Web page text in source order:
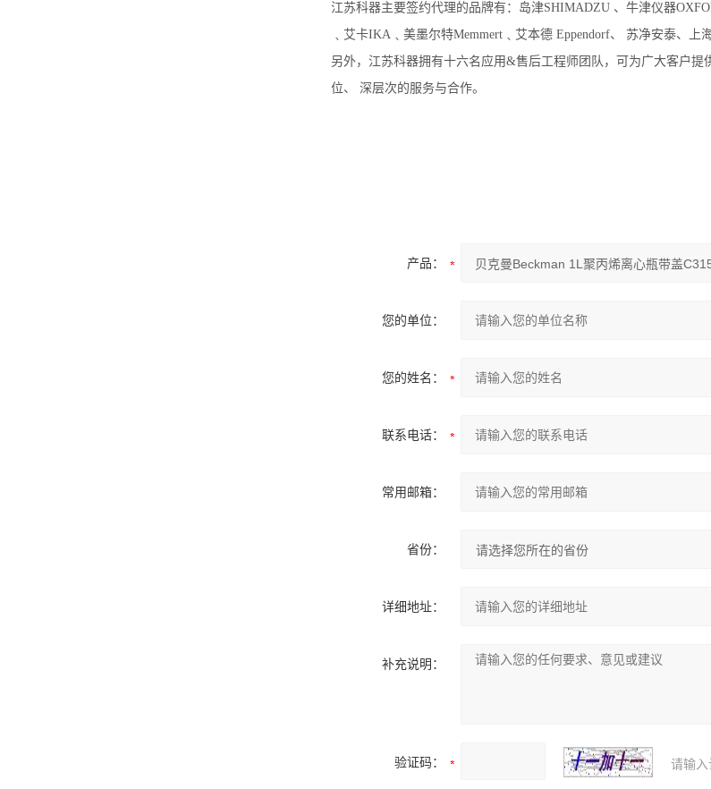
江苏科器主要签约代理的品牌有：岛津SHIMADZU 、牛津仪器
﹑艾卡IKA﹑美墨尔特Memmert﹑艾本德 Eppendorf、 苏净安泰、
另外，江苏科器拥有十六名应用&售后工程师团队，可为广大客户
位、 深层次的服务与合作。
产品：
您的单位：
您的姓名：
联系电话：
常用邮箱：
省份：
详细地址：
补充说明：
验证码： 请输入